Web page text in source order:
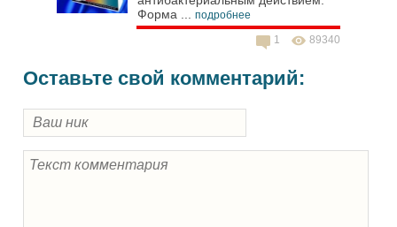
Форма ... подробнее
89340
1
Оставьте свой комментарий: